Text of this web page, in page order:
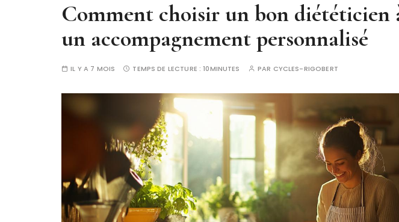
Comment choisir un bon diététicien
un accompagnement personnalisé
IL Y A 7 MOIS TEMPS DE LECTURE :10MINUTES PAR CYCLES-RIGOBERT